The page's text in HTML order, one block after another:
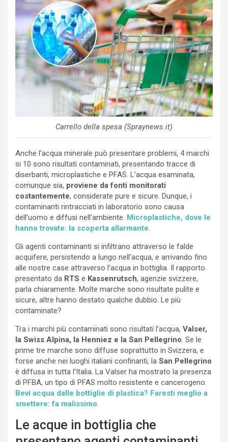
Carrello della spesa (Spraynews.it)
Anche l’acqua minerale può presentare problemi, 4 marchi
si 10 sono risultati contaminati, presentando tracce di
diserbanti, microplastiche e PFAS. L’acqua esaminata,
comunque sia, proviene da fonti monitorati
costantemente, considerate pure e sicure. Dunque, i
contaminanti rintracciati in laboratorio sono causa
dell’uomo e diffusi nell’ambiente. Microplastiche, dove le
hanno trovate: la scoperta allarmante.
Gli agenti contaminanti si infiltrano attraverso le falde
acquifere, persistendo a lungo nell’acqua, e arrivando fino
alle nostre case attraverso l’acqua in bottiglia. Il rapporto
presentato da RTS e Kassenrutsch, agenzie svizzere,
parla chiaramente. Molte marche sono risultate pulite e
sicure, altre hanno destato qualche dubbio. Le più
contaminate?
Tra i marchi più contaminati sono risultati l’acqua, Valser,
la Swiss Alpina, la Henniez e la San Pellegrino. Se le
prime tre marche sono diffuse soprattutto in Svizzera, e
forse anche nei luoghi italiani confinanti, la San Pellegrino
è diffusa in tutta l’Italia. La Valser ha mostrato la presenza
di PFBA, un tipo di PFAS molto resistente e cancerogeno.
Bevi acqua dalle bottiglie di plastica? Faresti meglio a
smettere: fa malissimo.
Le acque in bottiglia che